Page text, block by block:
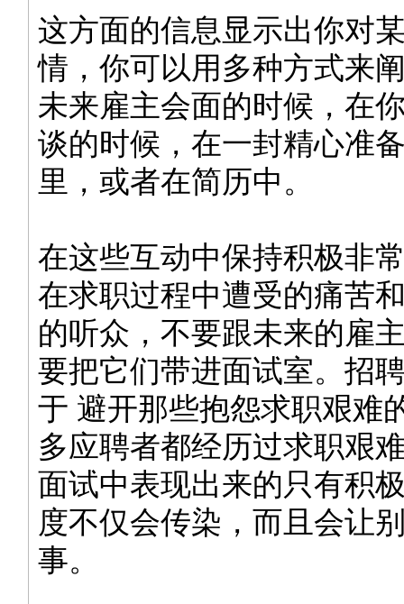
这方面的信息显示出你对
情，你可以用多种方式来
未来雇主会面的时候，在
谈的时候，在一封精心准
里，或者在简历中。
在这些互动中保持积极非
在求职过程中遭受的痛苦
的听众，不要跟未来的雇
要把它们带进面试室。招
于 避开那些抱怨求职艰难
多应聘者都经历过求职艰
面试中表现出来的只有积
度不仅会传染，而且会让
事。